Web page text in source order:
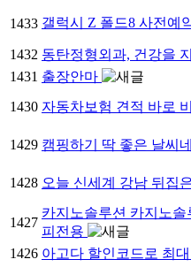
1433 갤럭시 Z 폴드8 사전예
1432 동탄정형외과, 건강을
1431 출장안마
1430 자동차보험 견적 바로
1429 캠핑하기 딱 좋은 날씨
1428 오늘 신세계 강남 뒤집
1427
카지노솔루션 카지노
피전용
1426 아고다 할인코드로 최대